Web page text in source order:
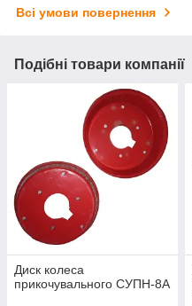
Всі умови повернення
Подібні товари компанії
Диск колеса
прикочувального СУПН-8А